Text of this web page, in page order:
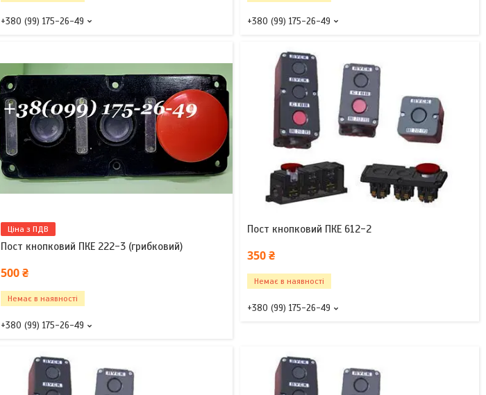
+380 (99) 175-26-49 +380 (99) 175-26-49
Ціна з ПДВ
Пост кнопковий ПКЕ 222-3 (грибковий)
500 ₴
Немає в наявності
+380 (99) 175-26-49
Пост кнопковий ПКЕ 612-2
350 ₴
Немає в наявності
+380 (99) 175-26-49